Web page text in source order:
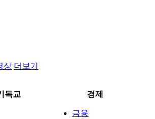
상 더보기
독교 경제
금융